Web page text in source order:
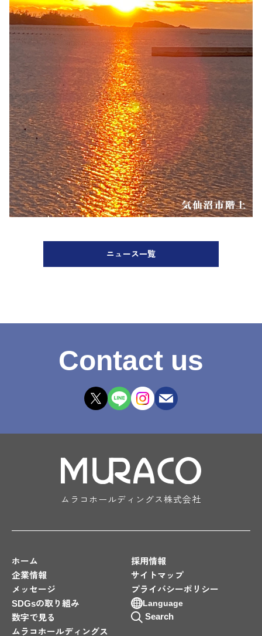
ニュース一覧
Contact us
ムラコホールディングス株式会社
ホーム
企業情報
メッセージ
SDGsの取り組み
数字で見る
ムラコホールディングス
採用情報
サイトマップ
プライバシーポリシー
Language
Search